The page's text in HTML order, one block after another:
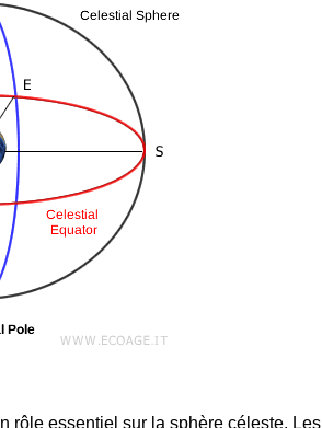
rôle essentiel sur la sphère céleste. Les